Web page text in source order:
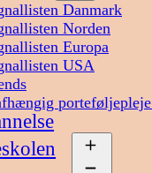
Danmark
Norden
Europa
USA
porteføljepleje